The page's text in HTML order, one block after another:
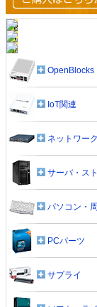
OpenBlocks
IoT関連
ネットワーク
サーバ・ス
パソコン・
PCパーツ
サプライ